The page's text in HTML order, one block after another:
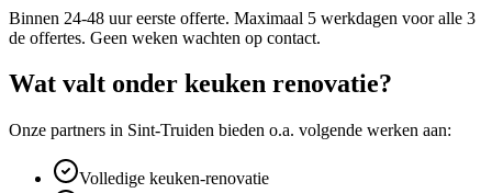
Binnen 24-48 uur eerste offerte. Maximaal 5 werkdagen voor alle 3
de offertes. Geen weken wachten op contact.
Wat valt onder keuken renovatie?
Onze partners in Sint-Truiden bieden o.a. volgende werken aan:
Volledige keuken-renovatie